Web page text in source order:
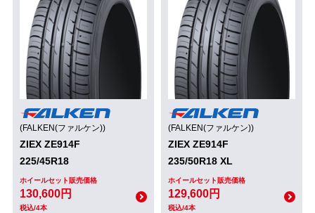
(FALKEN(ファルケン))
ZIEX ZE914F
225/45R18
ホイールセット販売価格
130,600円
税込/4本
(FALKEN(ファルケン))
ZIEX ZE914F
235/50R18 XL
ホイールセット販売価格
129,600円
税込/4本